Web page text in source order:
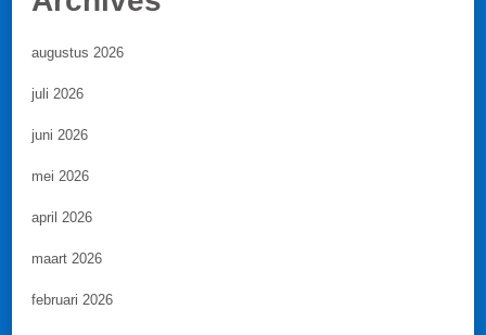
augustus 2026
juli 2026
juni 2026
mei 2026
april 2026
maart 2026
februari 2026